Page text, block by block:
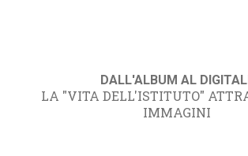
DALL'ALBUM AL
LA "VITA DELL'ISTITUTO"
IMMAGINI